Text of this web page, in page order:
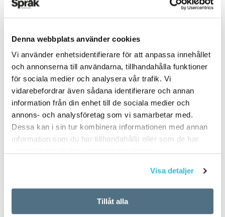
Denna webbplats använder cookies
Vi använder enhetsidentifierare för att anpassa innehållet
och annonserna till användarna, tillhandahålla funktioner
för sociala medier och analysera vår trafik. Vi
vidarebefordrar även sådana identifierare och annan
information från din enhet till de sociala medier och
annons- och analysföretag som vi samarbetar med.
Dessa kan i sin tur kombinera informationen med annan
information som du har tillhandahållit eller som de har
Visa detaljer
Tillåt alla
Grannar, politiker,
arbetskamrater, flyktingar,
många, många andra.
Tusentals röster omger oss.
Hur få ordning på detta brus?
God journalistik, är det
uppfordrande…
man för alla tider, menade
dramatikern Ben Johnson
was not of an age, but for
all…